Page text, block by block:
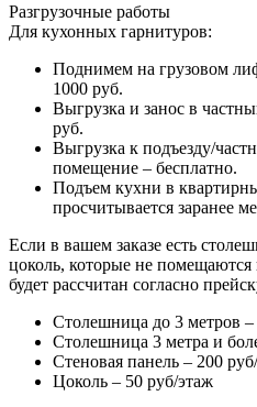
Разгрузочные работы
Для кухонных гарнитуров:
Поднимем на грузовом
1000 руб.
Выгрузка и занос в
руб.
Выгрузка к подъезду/
помещение – бесплатно.
Подъем кухни в
просчитывается заранее
Если в вашем заказе есть
цоколь, которые не помещаются
будет рассчитан согласно
Столешница до 3 метров –
Столешница 3 метра и
Стеновая панель – 200
Цоколь – 50 руб/этаж